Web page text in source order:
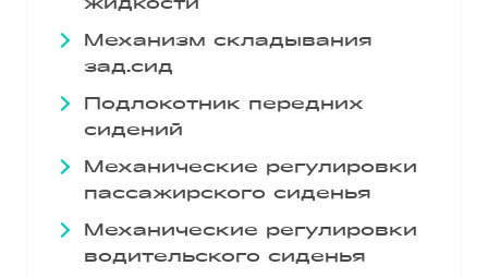
жидкости
Механизм складывания
зад.сид
Подлокотник передних
сидений
Механические регулировки
пассажирского сиденья
Механические регулировки
водительского сиденья